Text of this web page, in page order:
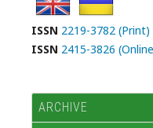
ISSN 2219-3782 (Print)
ISSN 2415-3826
ARCHIVE